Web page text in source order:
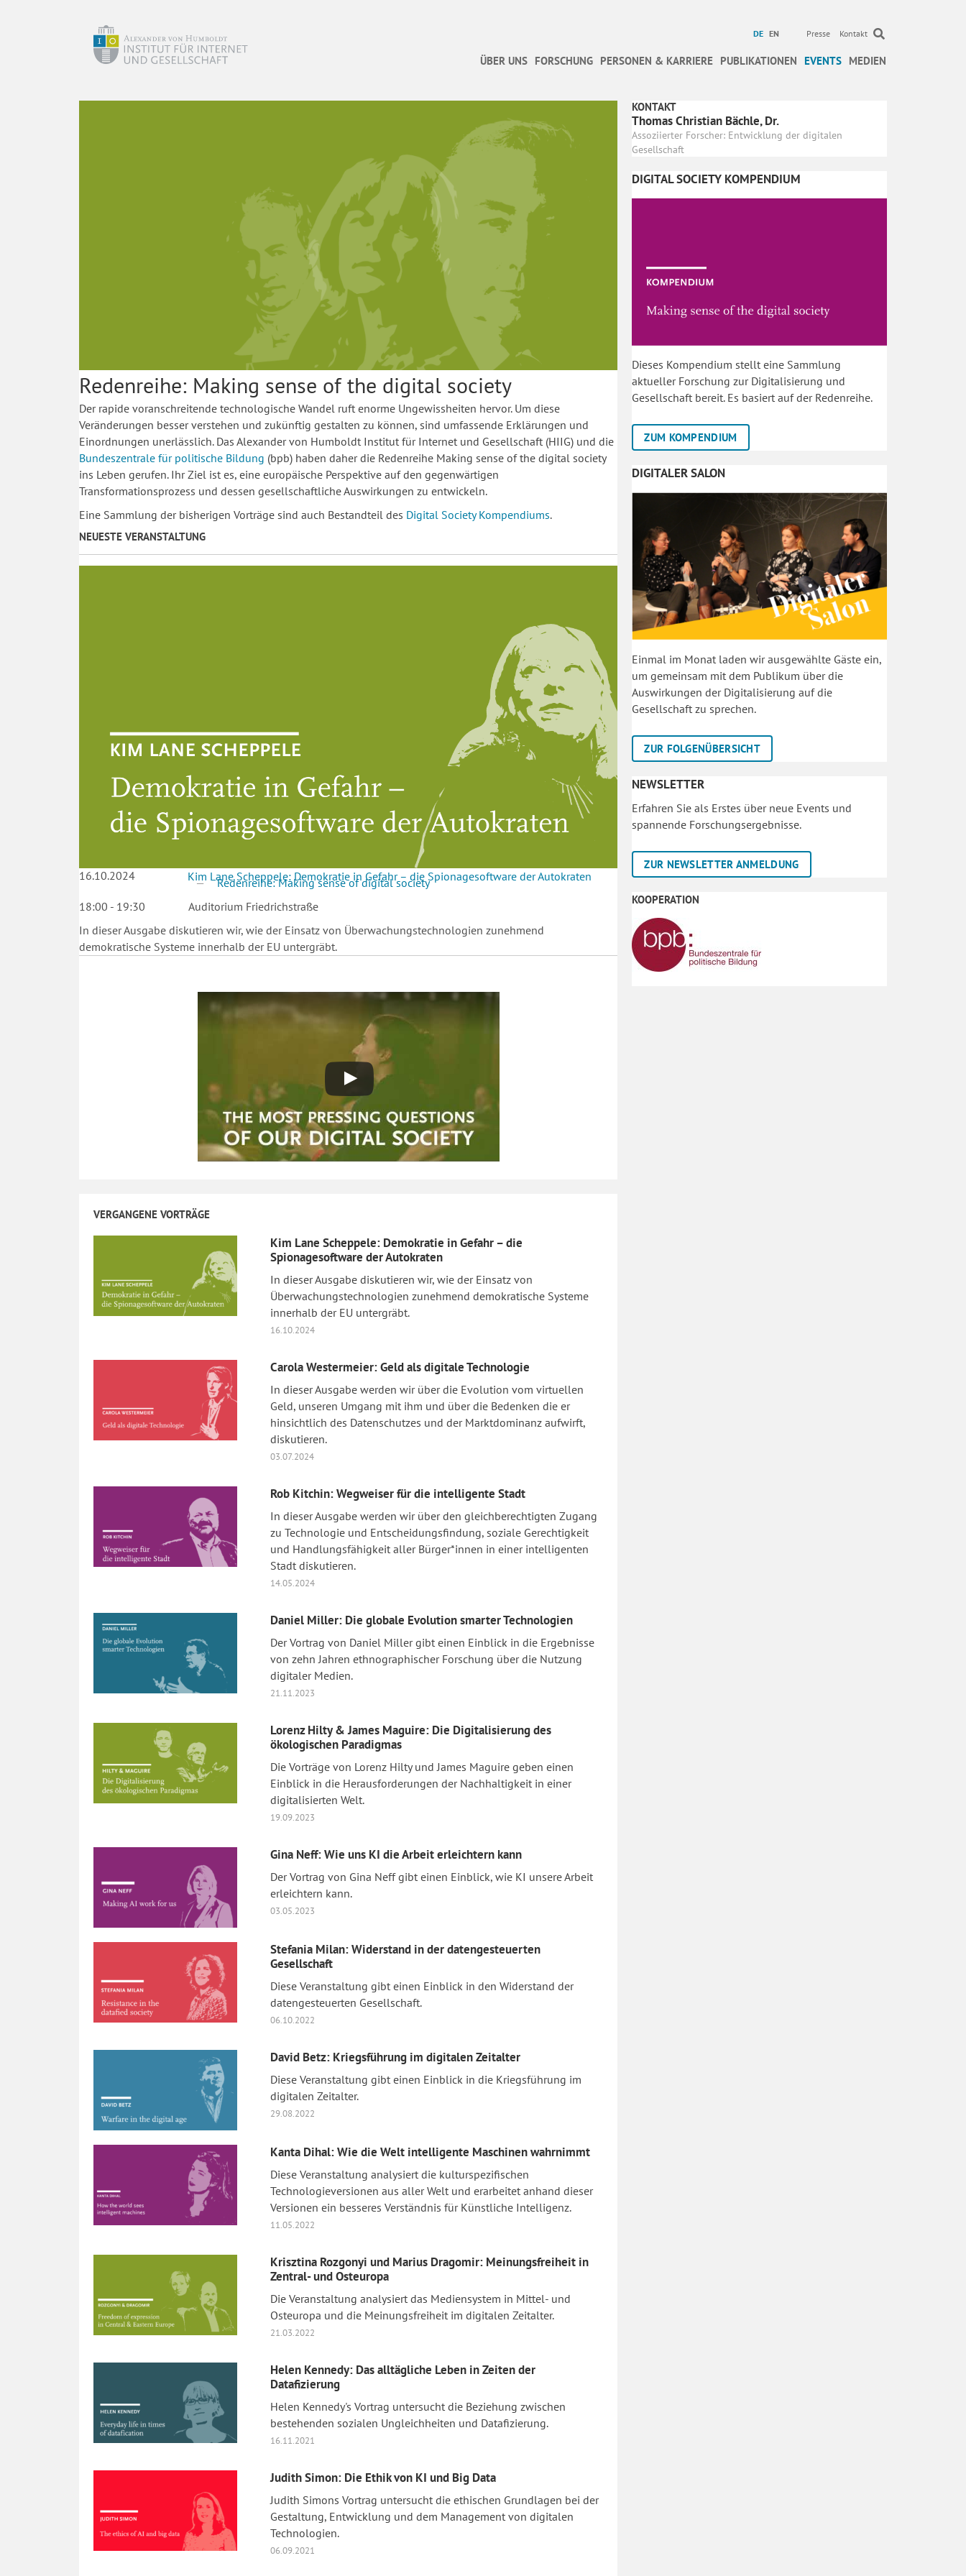
DE EN Presse Kontakt
ÜBER UNS FORSCHUNG PERSONEN & KARRIERE PUBLIKATIONEN EVENTS MEDIEN
Redenreihe: Making sense of the digital society
Der rapide voranschreitende technologische Wandel ruft enorme Ungewissheiten hervor. Um diese
Veränderungen besser verstehen und zukünftig gestalten zu können, sind umfassende Erklärungen und
Einordnungen unerlässlich. Das Alexander von Humboldt Institut für Internet und Gesellschaft (HIIG) und die
Bundeszentrale für politische Bildung (bpb) haben daher die Redenreihe Making sense of the digital society
ins Leben gerufen. Ihr Ziel ist es, eine europäische Perspektive auf den gegenwärtigen
Transformationsprozess und dessen gesellschaftliche Auswirkungen zu entwickeln.
Eine Sammlung der bisherigen Vorträge sind auch Bestandteil des Digital Society Kompendiums.
NEUESTE VERANSTALTUNG
Kim Lane Scheppele: Demokratie in Gefahr – die Spionagesoftware der Autokraten
16.10.2024
18:00 - 19:30 Auditorium Friedrichstraße
Redenreihe: Making sense of digital society
In dieser Ausgabe diskutieren wir, wie der Einsatz von Überwachungstechnologien zunehmend
demokratische Systeme innerhalb der EU untergräbt.
VERGANGENE VORTRÄGE
Kim Lane Scheppele: Demokratie in Gefahr – die
Spionagesoftware der Autokraten
In dieser Ausgabe diskutieren wir, wie der Einsatz von
Überwachungstechnologien zunehmend demokratische Systeme
innerhalb der EU untergräbt.
16.10.2024
Carola Westermeier: Geld als digitale Technologie
In dieser Ausgabe werden wir über die Evolution vom virtuellen
Geld, unseren Umgang mit ihm und über die Bedenken die er
hinsichtlich des Datenschutzes und der Marktdominanz aufwirft,
diskutieren.
03.07.2024
Rob Kitchin: Wegweiser für die intelligente Stadt
In dieser Ausgabe werden wir über den gleichberechtigten Zugang
zu Technologie und Entscheidungsfindung, soziale Gerechtigkeit
und Handlungsfähigkeit aller Bürger*innen in einer intelligenten
Stadt diskutieren.
14.05.2024
Daniel Miller: Die globale Evolution smarter Technologien
Der Vortrag von Daniel Miller gibt einen Einblick in die Ergebnisse
von zehn Jahren ethnographischer Forschung über die Nutzung
digitaler Medien.
21.11.2023
Lorenz Hilty & James Maguire: Die Digitalisierung des
ökologischen Paradigmas
Die Vorträge von Lorenz Hilty und James Maguire geben einen
Einblick in die Herausforderungen der Nachhaltigkeit in einer
digitalisierten Welt.
19.09.2023
Gina Neff: Wie uns KI die Arbeit erleichtern kann
Der Vortrag von Gina Neff gibt einen Einblick, wie KI unsere Arbeit
erleichtern kann.
03.05.2023
Stefania Milan: Widerstand in der datengesteuerten
Gesellschaft
Diese Veranstaltung gibt einen Einblick in den Widerstand der
datengesteuerten Gesellschaft.
06.10.2022
David Betz: Kriegsführung im digitalen Zeitalter
Diese Veranstaltung gibt einen Einblick in die Kriegsführung im
digitalen Zeitalter.
29.08.2022
Kanta Dihal: Wie die Welt intelligente Maschinen wahrnimmt
Diese Veranstaltung analysiert die kulturspezifischen
Technologieversionen aus aller Welt und erarbeitet anhand dieser
Versionen ein besseres Verständnis für Künstliche Intelligenz.
11.05.2022
Krisztina Rozgonyi und Marius Dragomir: Meinungsfreiheit in
Zentral- und Osteuropa
Die Veranstaltung analysiert das Mediensystem in Mittel- und
Osteuropa und die Meinungsfreiheit im digitalen Zeitalter.
21.03.2022
Helen Kennedy: Das alltägliche Leben in Zeiten der
Datafizierung
Helen Kennedy's Vortrag untersucht die Beziehung zwischen
bestehenden sozialen Ungleichheiten und Datafizierung.
16.11.2021
Judith Simon: Die Ethik von KI und Big Data
Judith Simons Vortrag untersucht die ethischen Grundlagen bei der
Gestaltung, Entwicklung und dem Management von digitalen
Technologien.
06.09.2021
KONTAKT
Thomas Christian Bächle, Dr.
Assoziierter Forscher: Entwicklung der digitalen
Gesellschaft
DIGITAL SOCIETY KOMPENDIUM
Dieses Kompendium stellt eine Sammlung
aktueller Forschung zur Digitalisierung und
Gesellschaft bereit. Es basiert auf der Redenreihe.
ZUM KOMPENDIUM
DIGITALER SALON
Einmal im Monat laden wir ausgewählte Gäste ein,
um gemeinsam mit dem Publikum über die
Auswirkungen der Digitalisierung auf die
Gesellschaft zu sprechen.
ZUR FOLGENÜBERSICHT
NEWSLETTER
Erfahren Sie als Erstes über neue Events und
spannende Forschungsergebnisse.
ZUR NEWSLETTER ANMELDUNG
KOOPERATION